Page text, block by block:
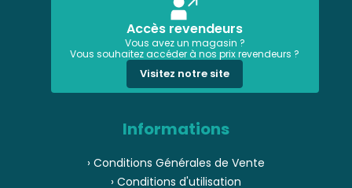
Accès revendeurs
Vous avez un magasin ?
Vous souhaitez accéder à nos prix revendeurs ?
Visitez notre site
Informations
› Conditions Générales de Vente
› Conditions d'utilisation